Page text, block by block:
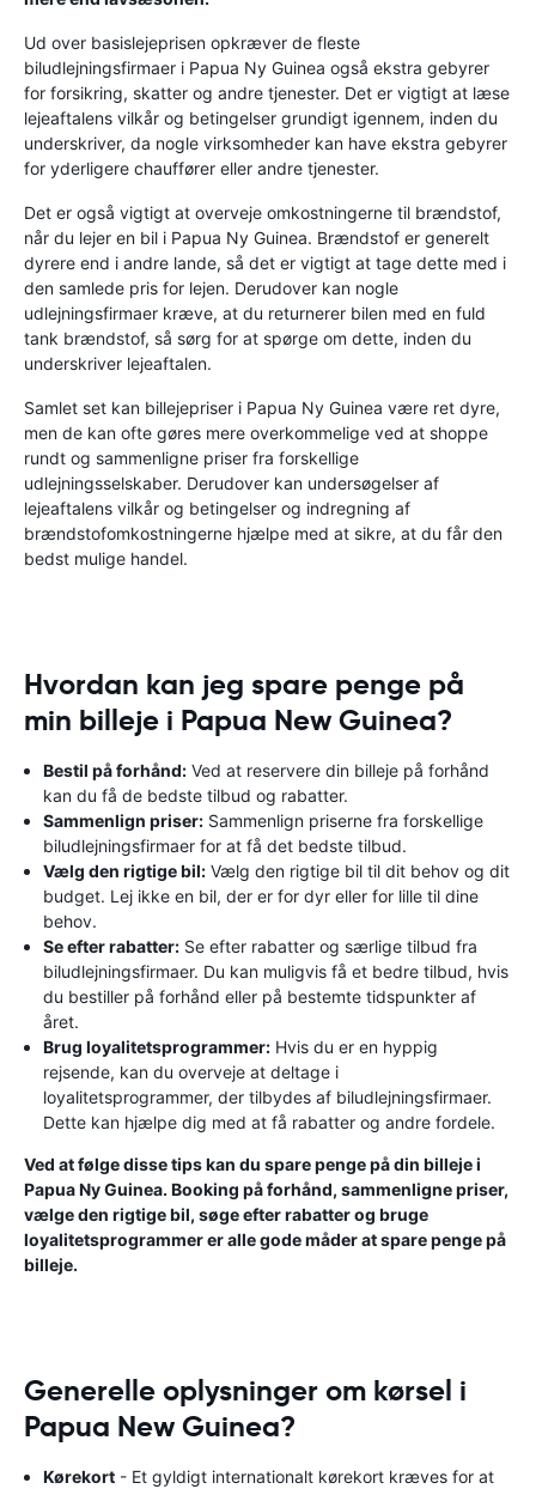
Ud over basislejeprisen opkræver de fleste
biludlejningsfirmaer i Papua Ny Guinea også ekstra gebyrer
for forsikring, skatter og andre tjenester. Det er vigtigt at læse
lejeaftalens vilkår og betingelser grundigt igennem, inden du
underskriver, da nogle virksomheder kan have ekstra gebyrer
for yderligere chauffører eller andre tjenester.
Det er også vigtigt at overveje omkostningerne til brændstof,
når du lejer en bil i Papua Ny Guinea. Brændstof er generelt
dyrere end i andre lande, så det er vigtigt at tage dette med i
den samlede pris for lejen. Derudover kan nogle
udlejningsfirmaer kræve, at du returnerer bilen med en fuld
tank brændstof, så sørg for at spørge om dette, inden du
underskriver lejeaftalen.
Samlet set kan billejepriser i Papua Ny Guinea være ret dyre,
men de kan ofte gøres mere overkommelige ved at shoppe
rundt og sammenligne priser fra forskellige
udlejningsselskaber. Derudover kan undersøgelser af
lejeaftalens vilkår og betingelser og indregning af
brændstofomkostningerne hjælpe med at sikre, at du får den
bedst mulige handel.
Hvordan kan jeg spare penge på
min billeje i Papua New Guinea?
Bestil på forhånd: Ved at reservere din billeje på forhånd
kan du få de bedste tilbud og rabatter.
Sammenlign priser: Sammenlign priserne fra forskellige
biludlejningsfirmaer for at få det bedste tilbud.
Vælg den rigtige bil: Vælg den rigtige bil til dit behov og dit
budget. Lej ikke en bil, der er for dyr eller for lille til dine
behov.
Se efter rabatter: Se efter rabatter og særlige tilbud fra
biludlejningsfirmaer. Du kan muligvis få et bedre tilbud, hvis
du bestiller på forhånd eller på bestemte tidspunkter af
året.
Brug loyalitetsprogrammer: Hvis du er en hyppig
rejsende, kan du overveje at deltage i
loyalitetsprogrammer, der tilbydes af biludlejningsfirmaer.
Dette kan hjælpe dig med at få rabatter og andre fordele.
Ved at følge disse tips kan du spare penge på din billeje i
Papua Ny Guinea. Booking på forhånd, sammenligne priser,
vælge den rigtige bil, søge efter rabatter og bruge
loyalitetsprogrammer er alle gode måder at spare penge på
billeje.
Generelle oplysninger om kørsel i
Papua New Guinea?
Kørekort - Et gyldigt internationalt kørekort kræves for at